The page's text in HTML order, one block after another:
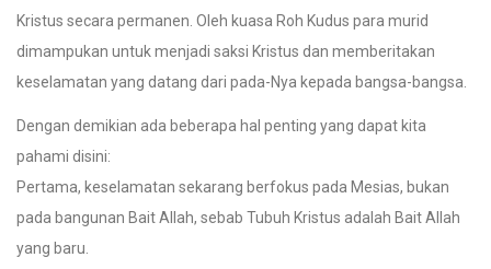
Kristus secara permanen. Oleh kuasa Roh Kudus para murid
dimampukan untuk menjadi saksi Kristus dan memberitakan
keselamatan yang datang dari pada-Nya kepada bangsa-bangsa.
Dengan demikian ada beberapa hal penting yang dapat kita
pahami disini:
Pertama, keselamatan sekarang berfokus pada Mesias, bukan
pada bangunan Bait Allah, sebab Tubuh Kristus adalah Bait Allah
yang baru.